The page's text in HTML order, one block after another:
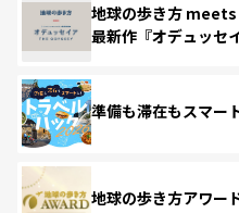
地球の歩き方 meets
最新作『オデュッセ
準備も滞在もスマ
地球の歩き方アワー